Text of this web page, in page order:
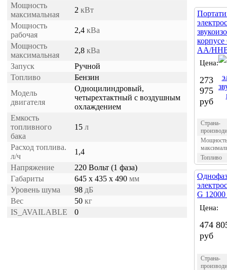
Мощность
максимальная
2 кВт
Мощность
рабочая
2,4 кВа
Мощность
максимальная
2,8 кВа
Запуск
Ручной
Топливо
Бензин
Модель
двигателя
Одноцилиндровый,
четырехтактный с воздушным
охлаждением
Емкость
топливного
бака
15 л
Расход топлива.
л/ч
1,4
Напряжение
220 Вольт (1 фаза)
Габариты
645 x 435 x 490 мм
Уровень шума
98 дБ
Вес
50 кг
IS_AVAILABLE
0
AA/
Цена:
273
975
руб
Страна-
Мощность
Топливо
G 12000
Цена:
474
руб
Страна-